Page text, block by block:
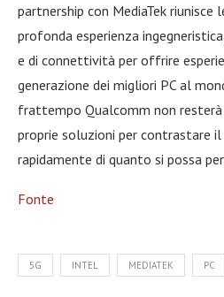
partnership con MediaTek
profonda esperienza
e di connettività per offrire
generazione dei migliori PC al
frattempo Qualcomm non
proprie soluzioni per contrastare il
rapidamente di quanto si possa
Fonte
5G INTEL MEDIATEK PC